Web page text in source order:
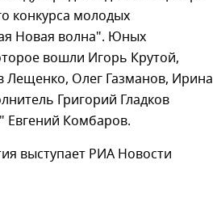
конкурса молодых
Новая волна". Юных
вошли Игорь Крутой,
Лещенко, Олег Газманов, Ирина
Григорий Гладков
Евгений Комбаров.
выступает РИА Новости